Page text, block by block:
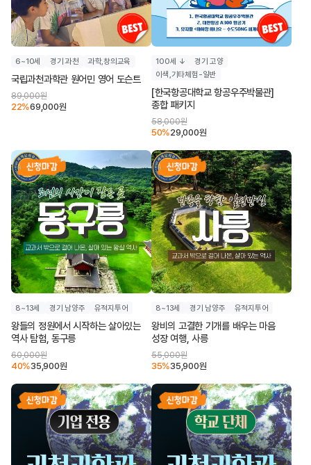
6~10세 경기 과천 과학,창의교육
국립과천과학관 원어민 영어 도슨트
89,000원
22%69,000원
100세 ↓
경기 고양
이색,기타체험-일반
[한국항공대학교 항공우주박물관]
종합 패키지
58,000원
50%29,000원
8~13세 경기 남양주 유적지투어
왕들의 정원에서 시작하는 살아있는
역사 탐험, 동구릉
60,000원
40%35,900원
8~13세 경기 남양주 유적지투어
왕비의 고결한 기개를 배우는 마음
성장 여행, 사릉
55,000원
35%35,900원